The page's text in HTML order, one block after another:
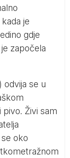
je
gdje
započela
odvija se u
pivo. Živi sam
oko